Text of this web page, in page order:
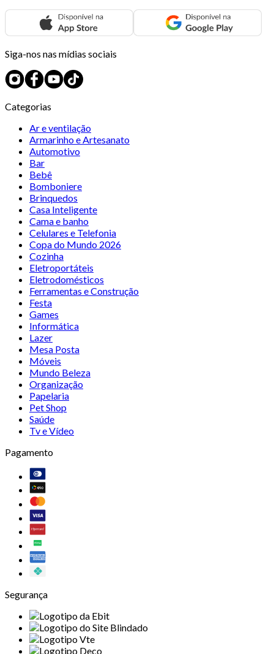
Siga-nos nas mídias sociais
Categorias
Ar e ventilação
Armarinho e Artesanato
Automotivo
Bar
Bebê
Bomboniere
Brinquedos
Casa Inteligente
Cama e banho
Celulares e Telefonia
Copa do Mundo 2026
Cozinha
Eletroportáteis
Eletrodomésticos
Ferramentas e Construção
Festa
Games
Informática
Lazer
Mesa Posta
Móveis
Mundo Beleza
Organização
Papelaria
Pet Shop
Saúde
Tv e Vídeo
Pagamento
Segurança